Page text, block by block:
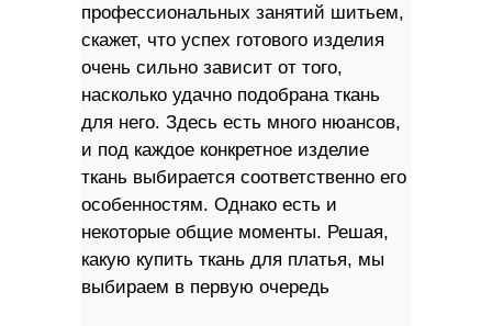
профессиональных занятий шитьем,
скажет, что успех готового изделия
очень сильно зависит от того,
насколько удачно подобрана ткань
для него. Здесь есть много нюансов,
и под каждое конкретное изделие
ткань выбирается соответственно его
особенностям. Однако есть и
некоторые общие моменты. Решая,
какую купить ткань для платья, мы
выбираем в первую очередь